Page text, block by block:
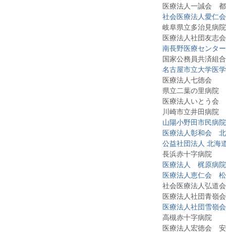
医療法人一誠会 都
社会医療法人愛仁
岐阜県立多治見病院
医療法人社団友志会
南長野医療センタ
国家公務員共済組合
名古屋市立大学医
医療法人七徳会
県立二葉の里病院
医療法人いとう会 い
川崎市立井田病院
山陽小野田市民病院
医療法人彰和会
公益社団法人 北海
長浜赤十字病院
医療法人 梶原病院
医療法人恵仁会
社会医療法人弘道会
医療法人社団青嶺会
医療法人社団雪嶺
高槻赤十字病院
医療法人宏徳会 安